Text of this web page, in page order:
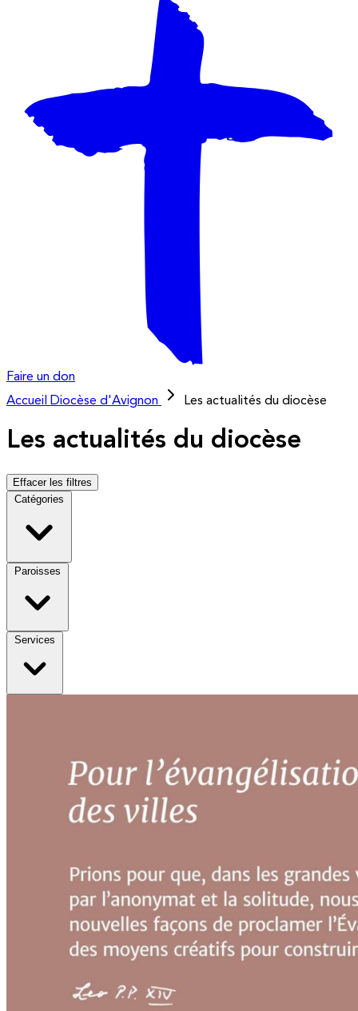
Faire un don
Accueil
Diocèse d'Avignon Les actualités du diocèse
Les actualités du diocèse
Effacer les filtres
Catégories
Paroisses
Services